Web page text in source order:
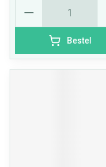
Bestel